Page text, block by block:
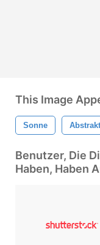
This Image
Sonne
Benutzer, Die
Haben, Haben